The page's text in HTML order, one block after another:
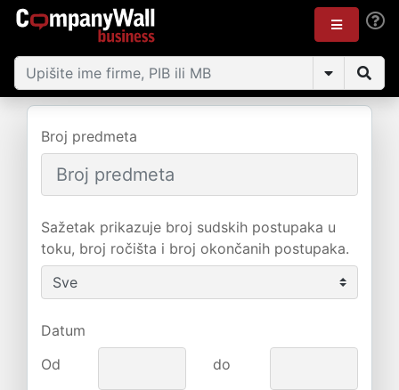
Broj predmeta
Sažetak prikazuje broj sudskih postupaka u
toku, broj ročišta i broj okončanih postupaka.
Datum
Od
do